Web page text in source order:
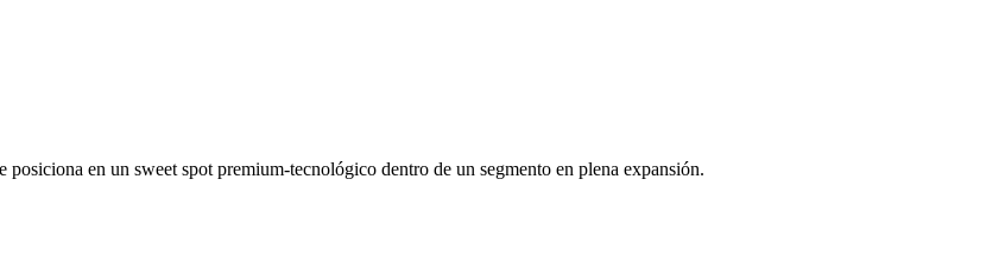
en un sweet spot premium-tecnológico dentro de un segmento en plena expansión.